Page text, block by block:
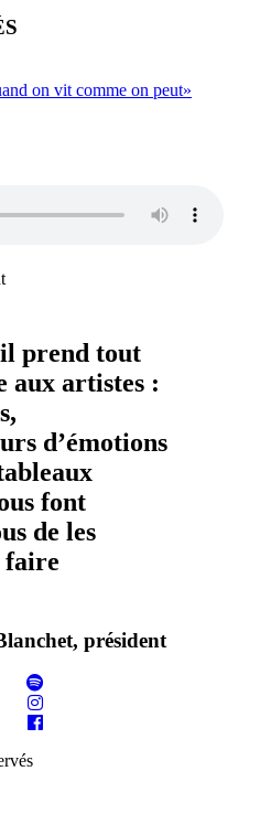
on vit comme on peut»
prend tout
aux artistes :
d’émotions
font
de les
faire
président